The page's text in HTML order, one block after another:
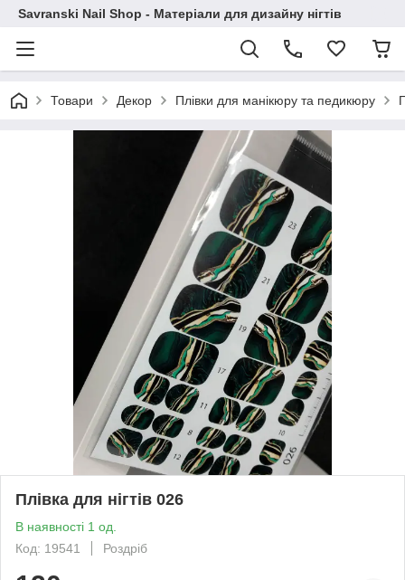
Savranski Nail Shop - Матеріали для дизайну нігтів
Товари Декор Плівки для манікюру та педикюру
Плівка для нігтів 026
В наявності 1 од.
Код: 19541
Роздріб